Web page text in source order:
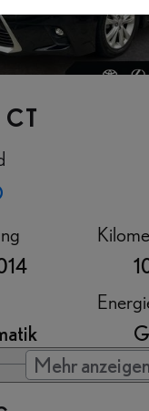
Mehr anzeigen